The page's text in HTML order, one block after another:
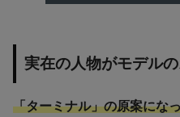
実在の人物がモデル
「ターミナル」の原案にな